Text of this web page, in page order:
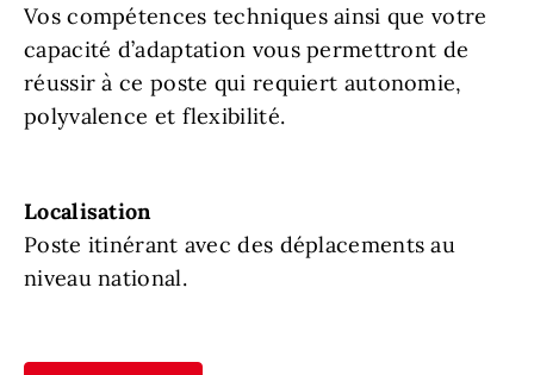
Vos compétences techniques ainsi que votre
capacité d’adaptation vous permettront de
réussir à ce poste qui requiert autonomie,
polyvalence et flexibilité.
Localisation
Poste itinérant avec des déplacements au
niveau national.